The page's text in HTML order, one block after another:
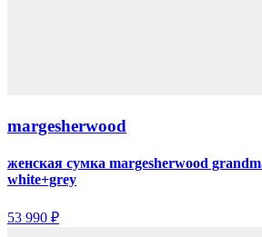
margesherwood
женская сумка margesherwood
white+grey
53 990 ₽